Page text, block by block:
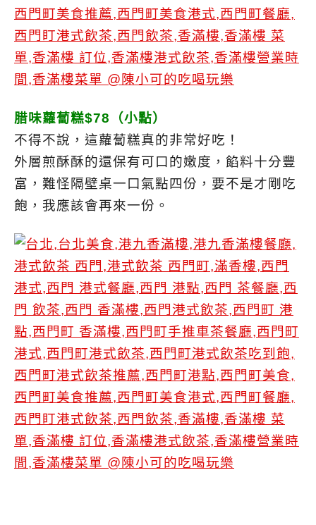
腊味蘿蔔糕$78（小點）
不得不說，這蘿蔔糕真的非常好吃！
外層煎酥酥的還保有可口的嫩度，餡料十分豐
富，難怪隔壁桌一口氣點四份，要不是才剛吃
飽，我應該會再來一份。